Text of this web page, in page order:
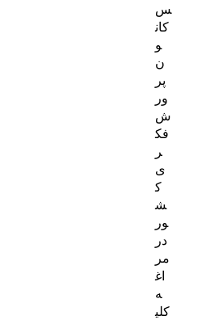
س
کان
و
ن
پر
ور
ش
فک
ر
ی
ک
ش
ور
در
مر
اغ
ه
کلی